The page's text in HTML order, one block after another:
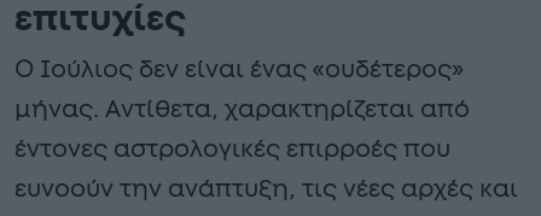
επιτυχίες
Ο Ιούλιος δεν είναι ένας «ουδέτερος»
μήνας. Αντίθετα, χαρακτηρίζεται από
έντονες αστρολογικές επιρροές που
ευνοούν την ανάπτυξη, τις νέες αρχές και